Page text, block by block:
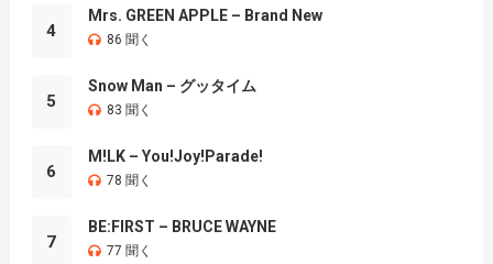
4
Mrs. GREEN APPLE – Brand New
86 聞く
5
Snow Man – グッタイム
83 聞く
6
M!LK – You!Joy!Parade!
78 聞く
7
BE:FIRST – BRUCE WAYNE
77 聞く